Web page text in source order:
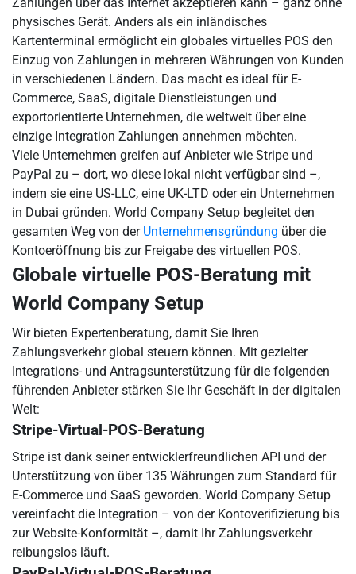
physisches Gerät. Anders als ein inländisches
Kartenterminal ermöglicht ein globales virtuelles POS den
Einzug von Zahlungen in mehreren Währungen von Kunden
in verschiedenen Ländern. Das macht es ideal für E-
Commerce, SaaS, digitale Dienstleistungen und
exportorientierte Unternehmen, die weltweit über eine
einzige Integration Zahlungen annehmen möchten.
Viele Unternehmen greifen auf Anbieter wie Stripe und
PayPal zu – dort, wo diese lokal nicht verfügbar sind –,
indem sie eine US-LLC, eine UK-LTD oder ein Unternehmen
in Dubai gründen. World Company Setup begleitet den
gesamten Weg von der Unternehmensgründung über die
Kontoeröffnung bis zur Freigabe des virtuellen POS.
Globale virtuelle POS-Beratung mit
World Company Setup
Wir bieten Expertenberatung, damit Sie Ihren
Zahlungsverkehr global steuern können. Mit gezielter
Integrations- und Antragsunterstützung für die folgenden
führenden Anbieter stärken Sie Ihr Geschäft in der digitalen
Welt:
Stripe-Virtual-POS-Beratung
Stripe ist dank seiner entwicklerfreundlichen API und der
Unterstützung von über 135 Währungen zum Standard für
E-Commerce und SaaS geworden. World Company Setup
vereinfacht die Integration – von der Kontoverifizierung bis
zur Website-Konformität –, damit Ihr Zahlungsverkehr
reibungslos läuft.